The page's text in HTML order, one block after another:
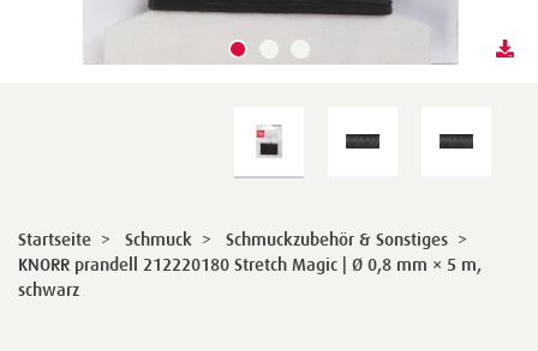
Startseite > Schmuck > Schmuckzubehör & Sonstiges >
KNORR prandell 212220180 Stretch Magic | Ø 0,8 mm × 5 m,
schwarz